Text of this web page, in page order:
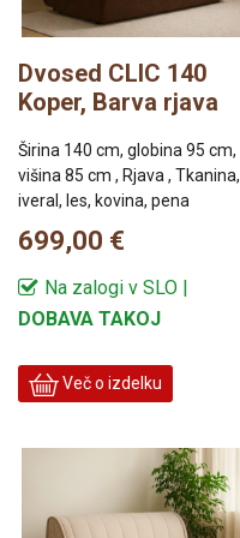
Dvosed CLIC 140
Koper, Barva rjava
Širina 140 cm, globina 95 cm,
višina 85 cm , Rjava , Tkanina,
iveral, les, kovina, pena
699,00 €
Na zalogi v SLO |
DOBAVA TAKOJ
Več o izdelku